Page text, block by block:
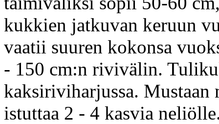
kukkien jatkuvan keruun
vaatii suuren kokonsa
- 150 cm:n rivivälin.
kaksiriviharjussa.
istuttaa 2 - 4 kasvia